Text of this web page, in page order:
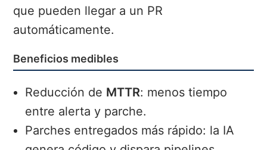
que pueden llegar a un PR
automáticamente.
Beneficios medibles
Reducción de MTTR: menos tiempo
entre alerta y parche.
Parches entregados más rápido: la IA